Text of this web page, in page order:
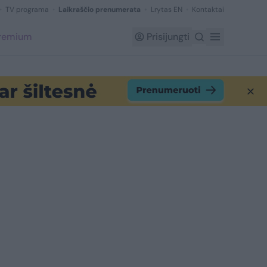
TV programa Laikraščio prenumerata Lrytas EN Kontaktai
Prisijungti